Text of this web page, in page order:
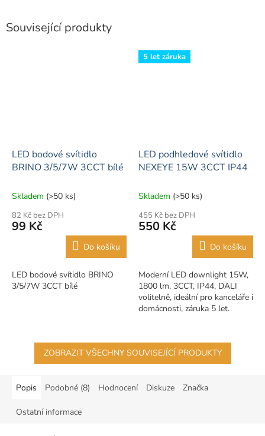
Související produkty
LED bodové svítidlo
BRINO 3/5/7W 3CCT bílé
Skladem (>50 ks)
82 Kč bez DPH
99 Kč
Do košíku
LED bodové svítidlo BRINO
3/5/7W 3CCT bílé
5 let záruka
LED podhledové svítidlo
NEXEYE 15W 3CCT IP44
Skladem (>50 ks)
455 Kč bez DPH
550 Kč
Do košíku
Moderní LED downlight 15W,
1800 lm, 3CCT, IP44, DALI
volitelně, ideální pro kanceláře i
domácnosti, záruka 5 let.
ZOBRAZIT VŠECHNY SOUVISEJÍCÍ PRODUKTY
Popis Podobné (8) Hodnocení Diskuze Značka
Ostatní informace